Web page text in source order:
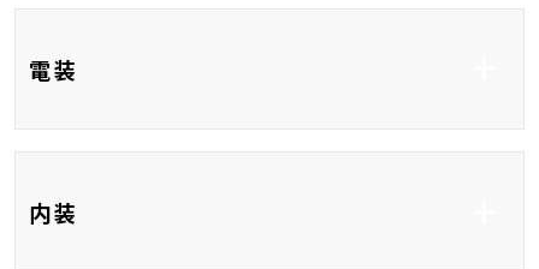
レーンアシスト
電装
内装